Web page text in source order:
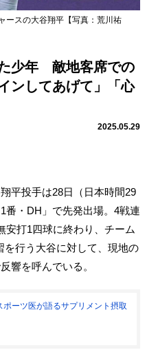
ースの大谷翔平【写真：荒川祐
少年 敵地客席での
ンしてあげて」「心
2025.05.29
平投手は28日（日本時間29
番・DH」で先発出場。4戦連
安打1四球に終わり、チーム
を行う大谷に対して、現地の
響を呼んでいる。
ーツ医が語るサプリメント摂取